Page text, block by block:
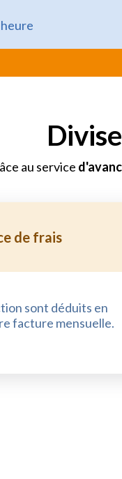
au service
de frais
sont déduits en
facture mensuelle.